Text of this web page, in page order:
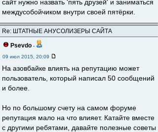
сайт нужно назвать 'пять друзей' и заниматься
междусобойчиком внутри своей пятёрки.
Re: ШТАТНЫЕ АНУСОЛИЗЕРЫ САЙТА
Psevdo -
09 июл 2015, 20:09
На азовбайке влиять на репутацию может
пользователь, который написал 50 сообщений
и более.
Но по большому счету на самом форуме
репутация мало на что влияет. Катайте вместе
с другими ребятами, давайте полезные советы